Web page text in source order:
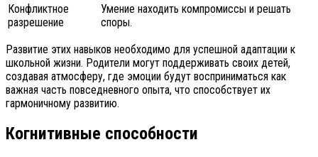
Конфликтное
разрешение
Умение находить компромиссы и решать
споры.
Развитие этих навыков необходимо для успешной адаптации к
школьной жизни. Родители могут поддерживать своих детей,
создавая атмосферу, где эмоции будут восприниматься как
важная часть повседневного опыта, что способствует их
гармоничному развитию.
Когнитивные способности